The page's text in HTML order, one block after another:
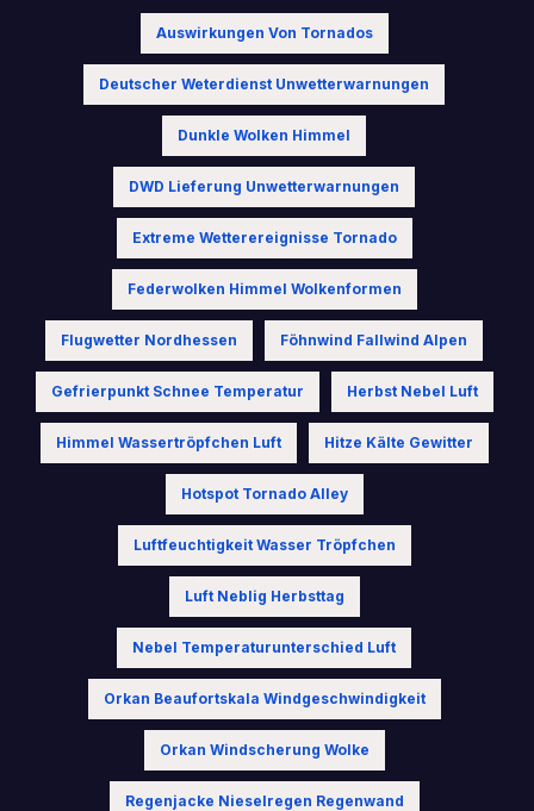
Auswirkungen Von Tornados
Deutscher Weterdienst Unwetterwarnungen
Dunkle Wolken Himmel
DWD Lieferung Unwetterwarnungen
Extreme Wetterereignisse Tornado
Federwolken Himmel Wolkenformen
Flugwetter Nordhessen Föhnwind Fallwind Alpen
Gefrierpunkt Schnee Temperatur Herbst Nebel Luft
Himmel Wassertröpfchen Luft Hitze Kälte Gewitter
Hotspot Tornado Alley
Luftfeuchtigkeit Wasser Tröpfchen
Luft Neblig Herbsttag
Nebel Temperaturunterschied Luft
Orkan Beaufortskala Windgeschwindigkeit
Orkan Windscherung Wolke
Regenjacke Nieselregen Regenwand